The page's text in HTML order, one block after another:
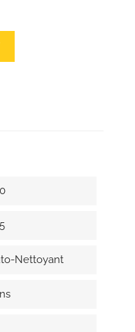
Nettoyant